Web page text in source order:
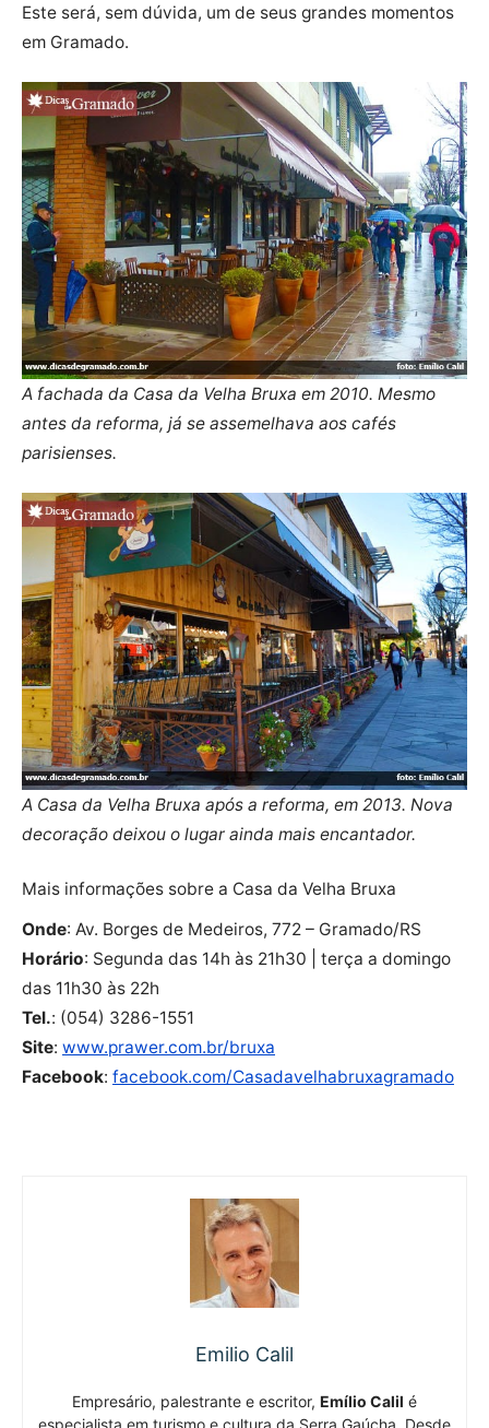
Este será, sem dúvida, um de seus grandes momentos
em Gramado.
A fachada da Casa da Velha Bruxa em 2010. Mesmo
antes da reforma, já se assemelhava aos cafés
parisienses.
A Casa da Velha Bruxa após a reforma, em 2013. Nova
decoração deixou o lugar ainda mais encantador.
Mais informações sobre a Casa da Velha Bruxa
Onde: Av. Borges de Medeiros, 772 – Gramado/RS
Horário: Segunda das 14h às 21h30 | terça a domingo
das 11h30 às 22h
Tel.: (054) 3286-1551
Site: www.prawer.com.br/bruxa
Facebook: facebook.com/Casadavelhabruxagramado
Emilio Calil
Empresário, palestrante e escritor, Emílio Calil é
especialista em turismo e cultura da Serra Gaúcha. Desde